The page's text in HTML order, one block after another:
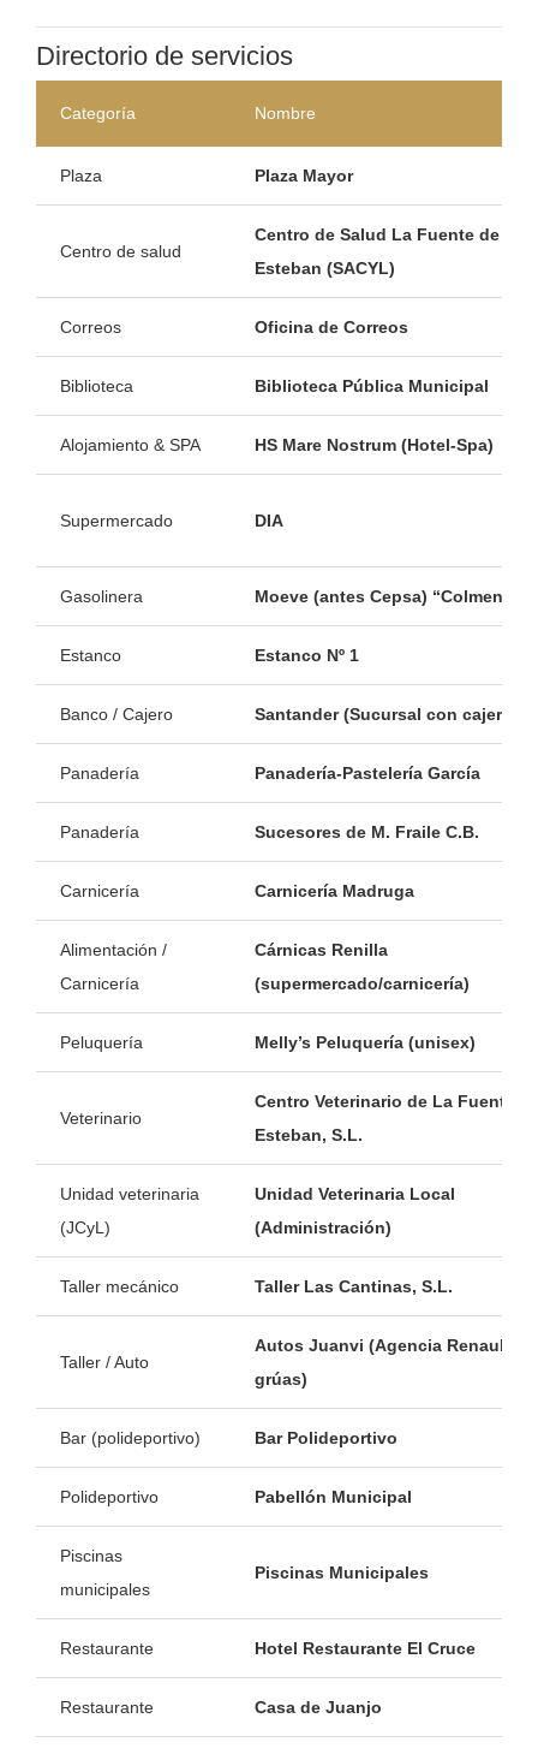
Directorio de servicios
Categoría Nombre
Plaza Plaza Mayor
Centro de salud
Centro de Salud La Fuente de San
Esteban (SACYL)
Correos Oficina de Correos
Biblioteca Biblioteca Pública Municipal
Alojamiento & SPA HS Mare Nostrum (Hotel-Spa)
Supermercado DIA
Gasolinera Moeve (antes Cepsa) “Colmenero”
Estanco Estanco Nº 1
Banco / Cajero Santander (Sucursal con cajero)
Panadería Panadería-Pastelería García
Panadería Sucesores de M. Fraile C.B.
Carnicería Carnicería Madruga
Alimentación /
Carnicería
Cárnicas Renilla
(supermercado/carnicería)
Peluquería Melly’s Peluquería (unisex)
Veterinario
Centro Veterinario de La Fuente
Esteban, S.L.
Unidad veterinaria
(JCyL)
Unidad Veterinaria Local
(Administración)
Taller mecánico Taller Las Cantinas, S.L.
Taller / Auto
Autos Juanvi (Agencia Renault,
grúas)
Bar (polideportivo) Bar Polideportivo
Polideportivo Pabellón Municipal
Piscinas
municipales
Piscinas Municipales
Restaurante Hotel Restaurante El Cruce
Restaurante Casa de Juanjo